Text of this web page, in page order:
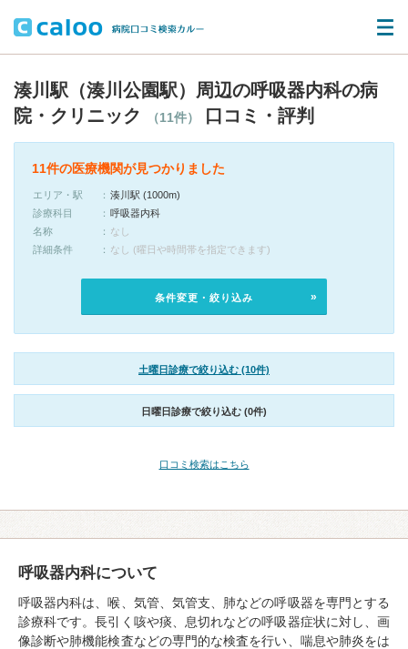
湊川駅（湊川公園駅）周辺の呼吸器内科の病
院・クリニック
（11件） 口コミ・評判
11件の医療機関が見つかりました
エリア・駅
湊川駅 (1000m)
診療科目
呼吸器内科
名称
なし
詳細条件
なし (曜日や時間帯を指定できます)
条件変更・絞り込み
土曜日診療で絞り込む (10件)
日曜日診療で絞り込む (0件)
口コミ検索はこちら
呼吸器内科について
呼吸器内科は、喉、気管、気管支、肺などの呼吸器を専門とする
診療科です。長引く咳や痰、息切れなどの呼吸器症状に対し、画
像診断や肺機能検査などの専門的な検査を行い、喘息や肺炎をは